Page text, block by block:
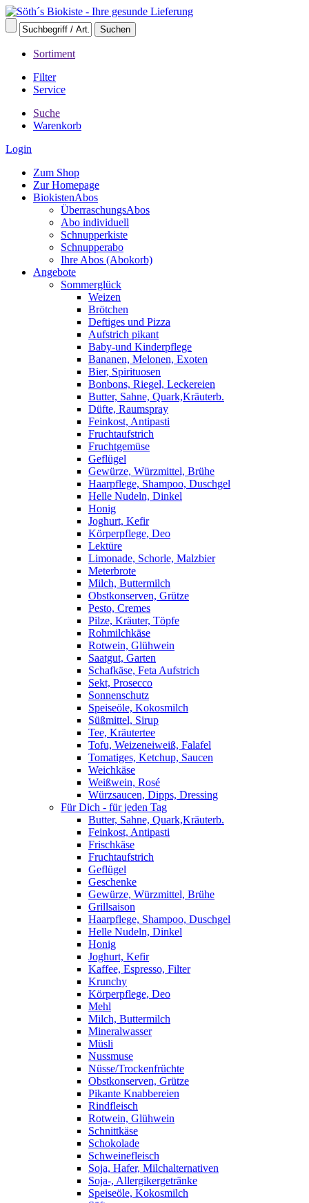
Sortiment
Filter
Service
Suche
Warenkorb
Login
Zum Shop
Zur Homepage
BiokistenAbos
ÜberraschungsAbos
Abo individuell
Schnupperkiste
Schnupperabo
Ihre Abos (Abokorb)
Angebote
Sommerglück
Weizen
Brötchen
Deftiges und Pizza
Aufstrich pikant
Baby-und Kinderpflege
Bananen, Melonen, Exoten
Bier, Spirituosen
Bonbons, Riegel, Leckereien
Butter, Sahne, Quark,Kräuterb.
Düfte, Raumspray
Feinkost, Antipasti
Fruchtaufstrich
Fruchtgemüse
Geflügel
Gewürze, Würzmittel, Brühe
Haarpflege, Shampoo, Duschgel
Helle Nudeln, Dinkel
Honig
Joghurt, Kefir
Körperpflege, Deo
Lektüre
Limonade, Schorle, Malzbier
Meterbrote
Milch, Buttermilch
Obstkonserven, Grütze
Pesto, Cremes
Pilze, Kräuter, Töpfe
Rohmilchkäse
Rotwein, Glühwein
Saatgut, Garten
Schafkäse, Feta Aufstrich
Sekt, Prosecco
Sonnenschutz
Speiseöle, Kokosmilch
Süßmittel, Sirup
Tee, Kräutertee
Tofu, Weizeneiweiß, Falafel
Tomatiges, Ketchup, Saucen
Weichkäse
Weißwein, Rosé
Würzsaucen, Dipps, Dressing
Für Dich - für jeden Tag
Butter, Sahne, Quark,Kräuterb.
Feinkost, Antipasti
Frischkäse
Fruchtaufstrich
Geflügel
Geschenke
Gewürze, Würzmittel, Brühe
Grillsaison
Haarpflege, Shampoo, Duschgel
Helle Nudeln, Dinkel
Honig
Joghurt, Kefir
Kaffee, Espresso, Filter
Krunchy
Körperpflege, Deo
Mehl
Milch, Buttermilch
Mineralwasser
Müsli
Nussmuse
Nüsse/Trockenfrüchte
Obstkonserven, Grütze
Pikante Knabbereien
Rindfleisch
Rotwein, Glühwein
Schnittkäse
Schokolade
Schweinefleisch
Soja, Hafer, Milchalternativen
Soja-, Allergikergetränke
Speiseöle, Kokosmilch